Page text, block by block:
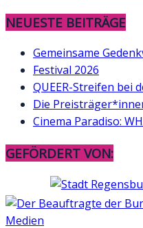
NEUESTE BEITRÄGE
Gemeinsame
Festival 2026
QUEER-Streifen bei
Die
Cinema Paradiso:
GEFÖRDERT VON: